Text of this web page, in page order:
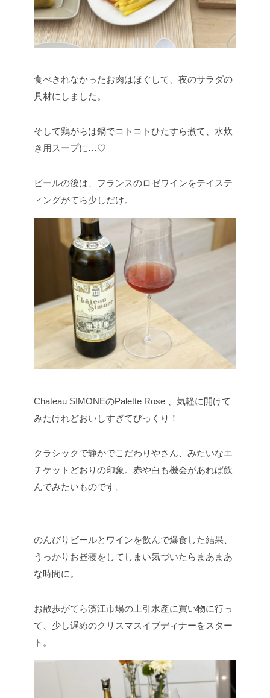
食べきれなかったお肉はほぐして、夜のサラダの
具材にしました。
そして鶏がらは鍋でコトコトひたすら煮て、水炊
き用スープに…♡
ビールの後は、フランスのロゼワインをテイステ
ィングがてら少しだけ。
Chateau SIMONEのPalette Rose 、気軽に開けて
みたけれどおいしすぎてびっくり！
クラシックで静かでこだわりやさん、みたいなエ
チケットどおりの印象。赤や白も機会があれば飲
んでみたいものです。
のんびりビールとワインを飲んで爆食した結果、
うっかりお昼寝をしてしまい気づいたらまあまあ
な時間に。
お散歩がてら濱江市場の上引水產に買い物に行っ
て、少し遅めのクリスマスイブディナーをスター
ト。